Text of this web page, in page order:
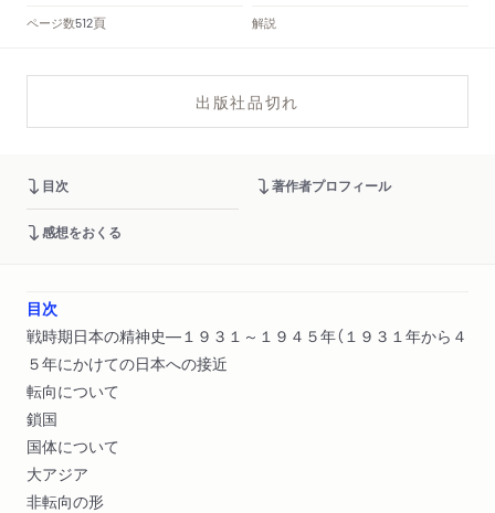
ページ数512頁 解説
出版社品切れ
目次 著作者プロフィール
感想をおくる
目次
戦時期日本の精神史―１９３１～１９４５年（１９３１年から４
５年にかけての日本への接近
転向について
鎖国
国体について
大アジア
非転向の形